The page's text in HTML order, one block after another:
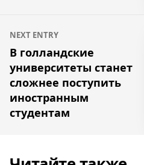
NEXT ENTRY
В голландские
университеты станет
сложнее поступить
иностранным
студентам